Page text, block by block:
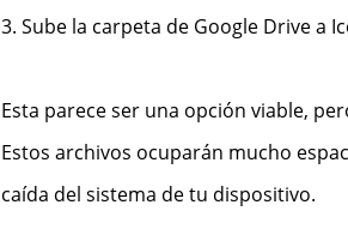
3. Sube la carpeta de Google Drive a
Esta parece ser una opción viable,
Estos archivos ocuparán mucho
caída del sistema de tu dispositivo.